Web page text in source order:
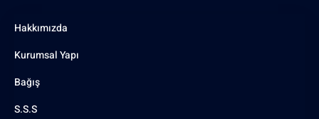
Hakkımızda
Kurumsal Yapı
Bağış
S.S.S